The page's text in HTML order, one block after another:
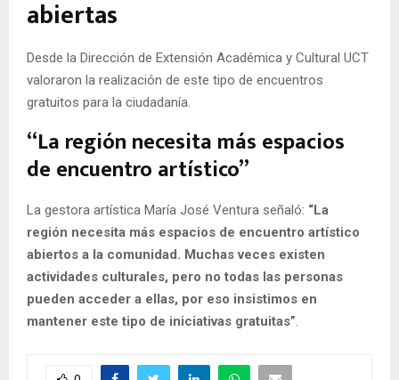
abiertas
Desde la Dirección de Extensión Académica y Cultural UCT
valoraron la realización de este tipo de encuentros
gratuitos para la ciudadanía.
“La región necesita más espacios
de encuentro artístico”
La gestora artística María José Ventura señaló: “La
región necesita más espacios de encuentro artístico
abiertos a la comunidad. Muchas veces existen
actividades culturales, pero no todas las personas
pueden acceder a ellas, por eso insistimos en
mantener este tipo de iniciativas gratuitas”.